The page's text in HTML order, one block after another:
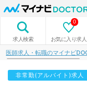
求人検索 お気に入り求人
0
医師求人・転職のマイナビ
非常勤(アルバイト)求人